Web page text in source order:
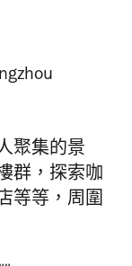
聚集的景
群，探索咖
等等，周圍